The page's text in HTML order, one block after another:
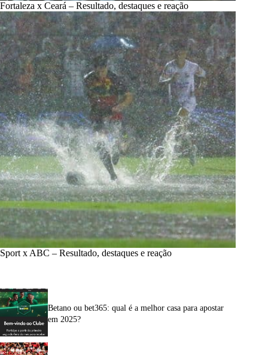
Fortaleza x Ceará – Resultado, destaques e reação
Sport x ABC – Resultado, destaques e reação
Betano ou bet365: qual é a melhor casa para apostar
em 2025?